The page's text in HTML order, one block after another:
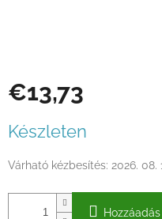
€13,73
Készleten
Várható kézbesítés: 2026. 08.